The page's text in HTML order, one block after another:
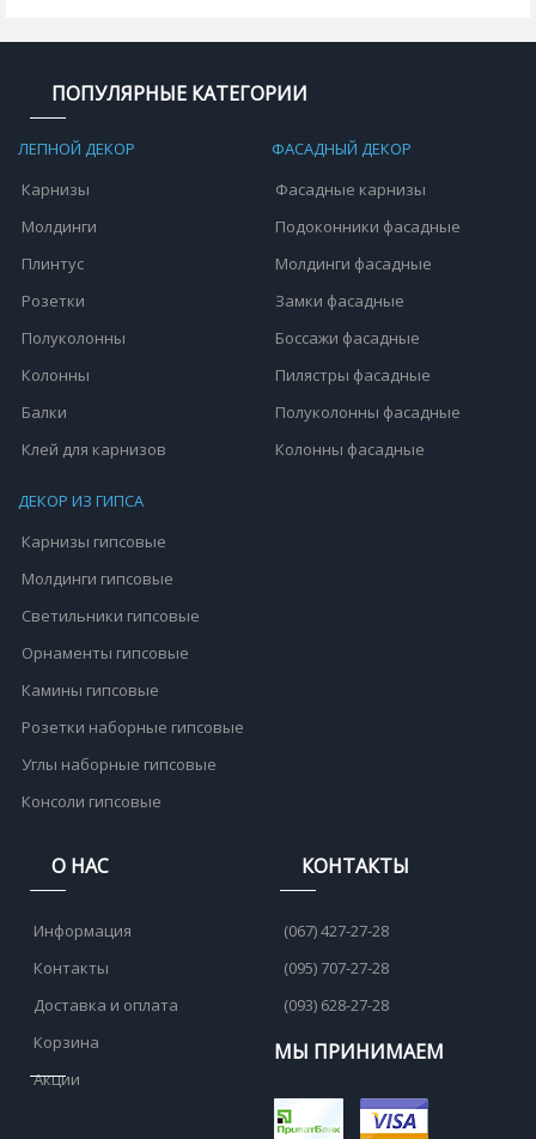
ПОПУЛЯРНЫЕ КАТЕГОРИИ
ЛЕПНОЙ ДЕКОР
Карнизы
Молдинги
Плинтус
Розетки
Полуколонны
Колонны
Балки
Клей для карнизов
ФАСАДНЫЙ ДЕКОР
Фасадные карнизы
Подоконники фасадные
Молдинги фасадные
Замки фасадные
Боссажи фасадные
Пилястры фасадные
Полуколонны фасадные
Колонны фасадные
ДЕКОР ИЗ ГИПСА
Карнизы гипсовые
Молдинги гипсовые
Светильники гипсовые
Орнаменты гипсовые
Камины гипсовые
Розетки наборные гипсовые
Углы наборные гипсовые
Консоли гипсовые
О НАС
Информация
Контакты
Доставка и оплата
Корзина
Акции
КОНТАКТЫ
(067) 427-27-28
(095) 707-27-28
(093) 628-27-28
МЫ ПРИНИМАЕМ